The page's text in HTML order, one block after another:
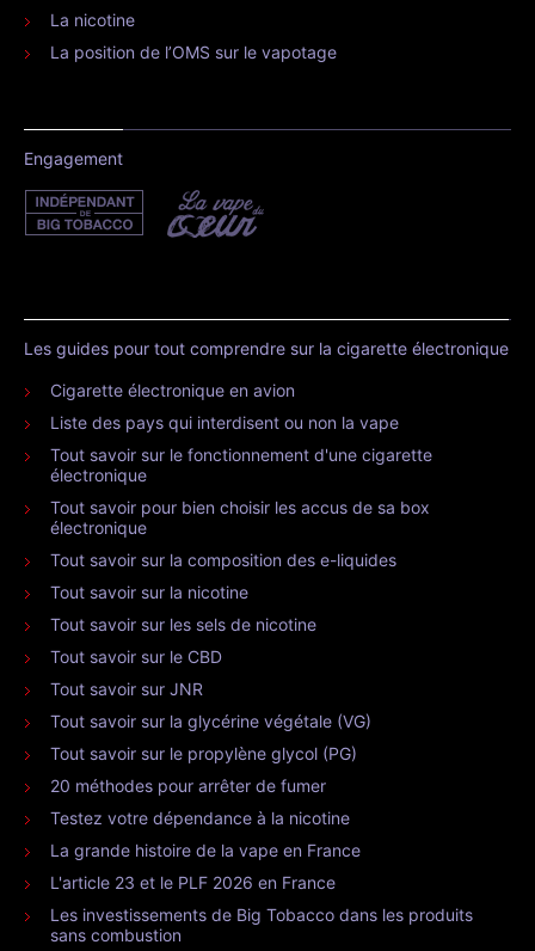
La nicotine
La position de l’OMS sur le vapotage
Engagement
Les guides pour tout comprendre sur la cigarette électronique
Cigarette électronique en avion
Liste des pays qui interdisent ou non la vape
Tout savoir sur le fonctionnement d'une cigarette
électronique
Tout savoir pour bien choisir les accus de sa box
électronique
Tout savoir sur la composition des e-liquides
Tout savoir sur la nicotine
Tout savoir sur les sels de nicotine
Tout savoir sur le CBD
Tout savoir sur JNR
Tout savoir sur la glycérine végétale (VG)
Tout savoir sur le propylène glycol (PG)
20 méthodes pour arrêter de fumer
Testez votre dépendance à la nicotine
La grande histoire de la vape en France
L'article 23 et le PLF 2026 en France
Les investissements de Big Tobacco dans les produits
sans combustion